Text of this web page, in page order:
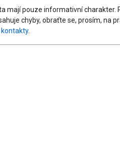
mají pouze informativní charakter.
chyby, obraťte se, prosím, na
kontakty.